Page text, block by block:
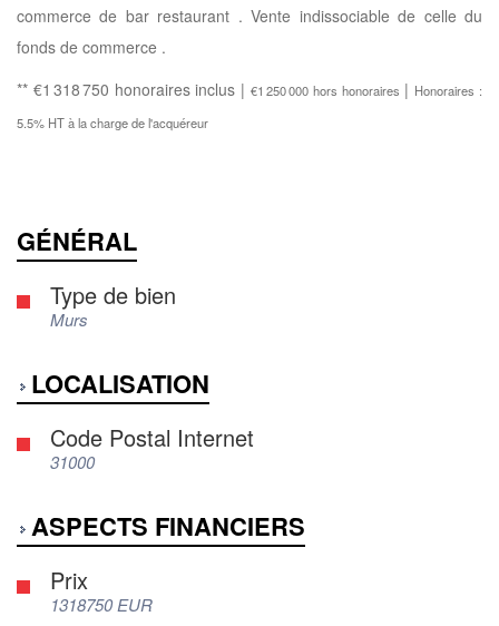
commerce de bar restaurant . Vente indissociable de celle du
fonds de commerce .
** €1 318 750 honoraires inclus |€1 250 000 hors honoraires | Honoraires :
5.5% HT à la charge de l'acquéreur
GÉNÉRAL
Type de bien
Murs
LOCALISATION
Code Postal Internet
31000
ASPECTS FINANCIERS
Prix
1318750 EUR